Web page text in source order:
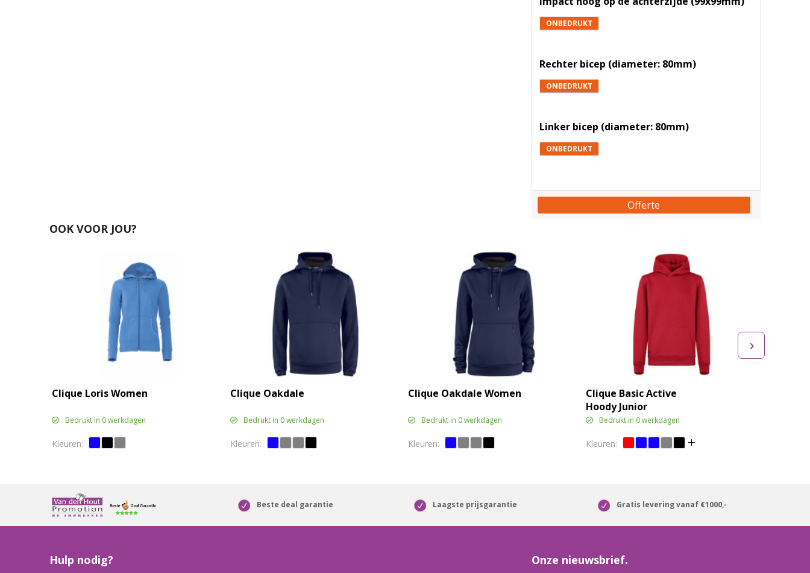
ONBEDRUKT
Rechter bicep (diameter: 80mm)
ONBEDRUKT
Linker bicep (diameter: 80mm)
ONBEDRUKT
Offerte
OOK VOOR JOU?
Clique Loris Women
Bedrukt in 0 werkdagen
Clique Oakdale
Bedrukt in 0 werkdagen
Clique Oakdale Women
Bedrukt in 0 werkdagen
Clique Basic Active
Hoody Junior
Bedrukt in 0 werkdagen
Beste deal garantie Laagste prijsgarantie Gratis levering vanaf €1000,-
Hulp nodig? Onze nieuwsbrief.